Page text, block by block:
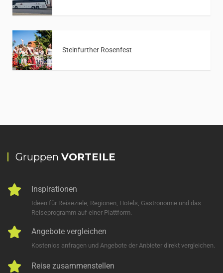
Steinfurther Rosenfest
Gruppen VORTEILE
Inspirationen
Ideen für Reiseziele, Regionen, Hotels, Gastronomie und das
Reiseprogramm auf einer Plattform.
Angebote vergleichen
Kostenlos anfragen und Angebote der Anbieter direkt vergleichen.
Reise zusammenstellen